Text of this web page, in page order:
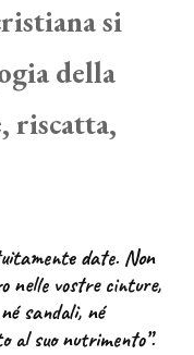
si
della
riscatta,
date. Non
nelle vostre cinture,
sandali, né
al suo nutrimento”.